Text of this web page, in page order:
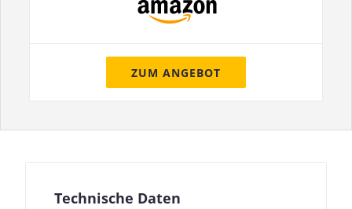
ZUM ANGEBOT
Technische Daten